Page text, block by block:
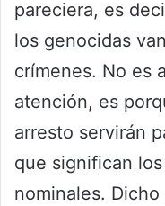
pareciera, es
los genocidas
crímenes. No es
atención, es
arresto servirán
que significan
nominales.